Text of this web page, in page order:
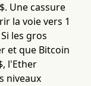
Une cassure
la voie vers 1
les gros
et que Bitcoin
l'Ether
niveaux